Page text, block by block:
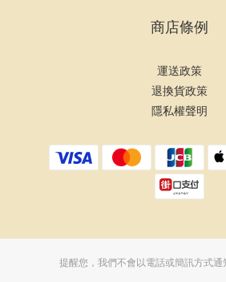
商店條例
運送政策
退換貨政策
隱私權聲明
提醒您，我們不會以電話或簡訊方式通